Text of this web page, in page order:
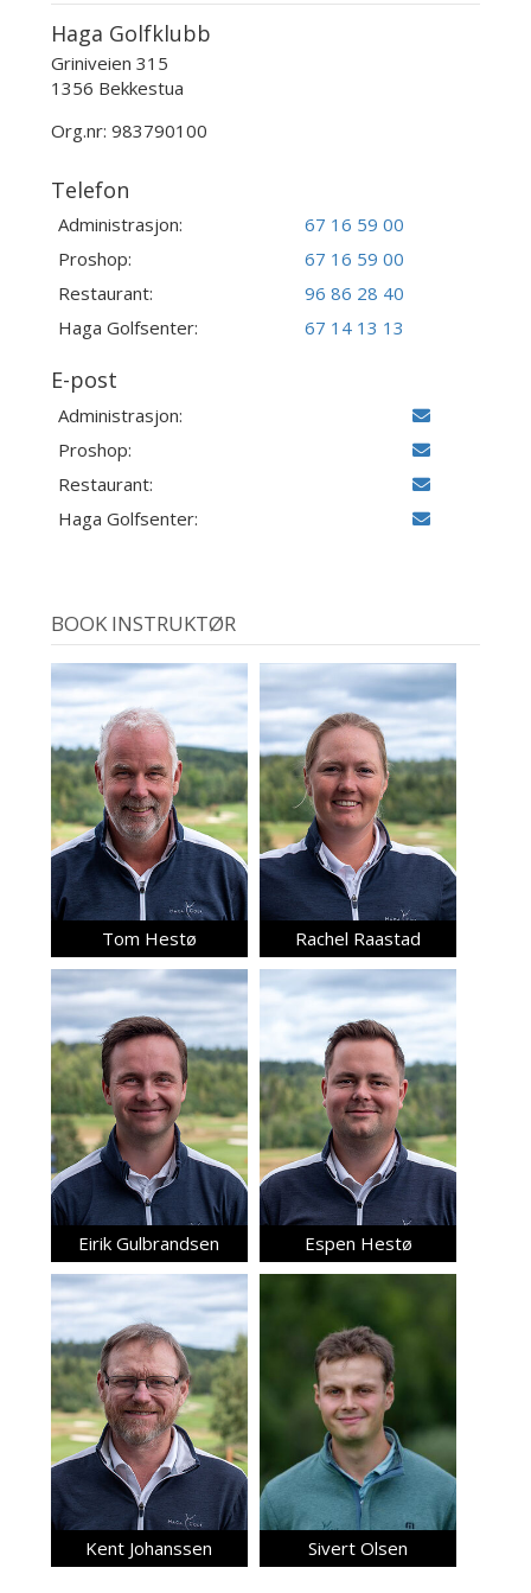
Haga Golfklubb
Griniveien 315
1356 Bekkestua
Org.nr: 983790100
Telefon
Administrasjon:
67 16 59 00
Proshop:
67 16 59 00
Restaurant:
96 86 28 40
Haga Golfsenter:
67 14 13 13
E-post
Administrasjon:
Proshop:
Restaurant:
Haga Golfsenter:
BOOK INSTRUKTØR
Tom Hestø Rachel Raastad
Eirik Gulbrandsen Espen Hestø
Kent Johanssen Sivert Olsen